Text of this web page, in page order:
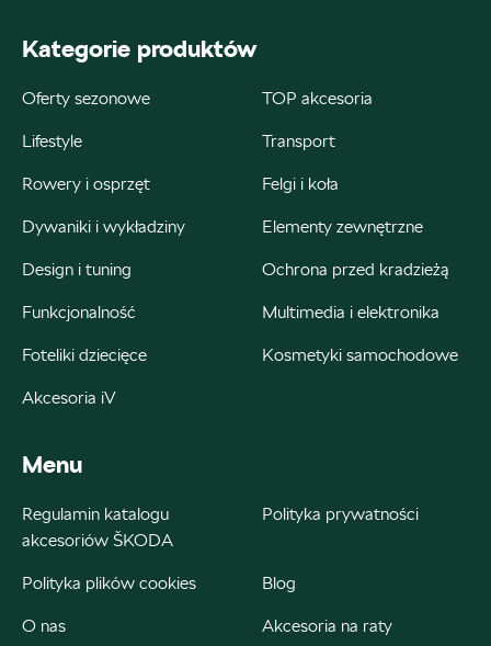
+48 609 991 995
Bednarek
ul. Szczecińska 38A, Łódź
+48 426 130 700
22000.magazyn@partner.skoda.pl
+48 515 060 712
Czesci@bednarek.com.pl
Kategorie produktów
Oferty sezonowe TOP akcesoria
Lifestyle Transport
Rowery i osprzęt Felgi i koła
Dywaniki i wykładziny Elementy zewnętrzne
Design i tuning Ochrona przed kradzieżą
Funkcjonalność Multimedia i elektronika
Foteliki dziecięce Kosmetyki samochodowe
Akcesoria iV
Menu
Regulamin katalogu
akcesoriów ŠKODA
Polityka prywatności
Polityka plików cookies Blog
O nas Akcesoria na raty